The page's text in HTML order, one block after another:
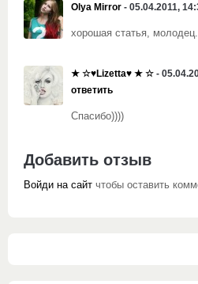
Olya Mirror - 05.04.2011,
хорошая статья, молодец.
★ ☆♥Lizetta♥ ★ ☆ -
ответить
Спасибо))))
Добавить отзыв
Войди на сайт чтобы оставить